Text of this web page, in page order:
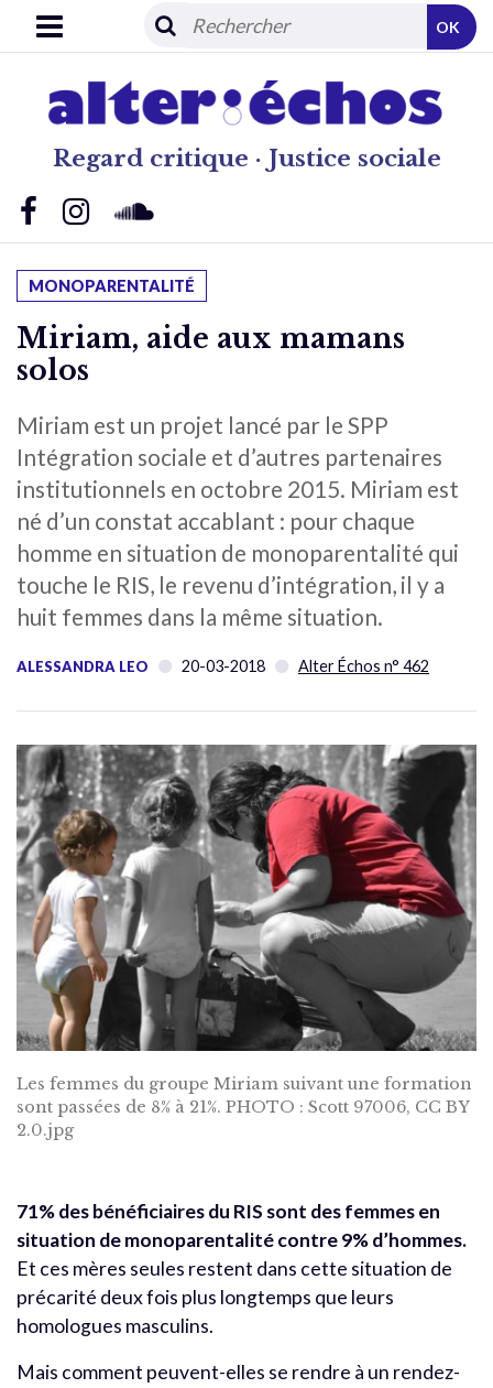
Regard critique · Justice sociale
OK
MONOPARENTALITÉ
Miriam, aide aux mamans
solos
Miriam est un projet lancé par le SPP
Intégration sociale et d’autres partenaires
institutionnels en octobre 2015. Miriam est
né d’un constat accablant : pour chaque
homme en situation de monoparentalité qui
touche le RIS, le revenu d’intégration, il y a
huit femmes dans la même situation.
ALESSANDRA LEO 20-03-2018 Alter Échos n° 462
Les femmes du groupe Miriam suivant une formation
sont passées de 8% à 21%. PHOTO : Scott 97006, CC BY
2.0.jpg
71% des bénéficiaires du RIS sont des femmes en
situation de monoparentalité contre 9% d’hommes.
Et ces mères seules restent dans cette situation de
précarité deux fois plus longtemps que leurs
homologues masculins.
Mais comment peuvent-elles se rendre à un rendez-